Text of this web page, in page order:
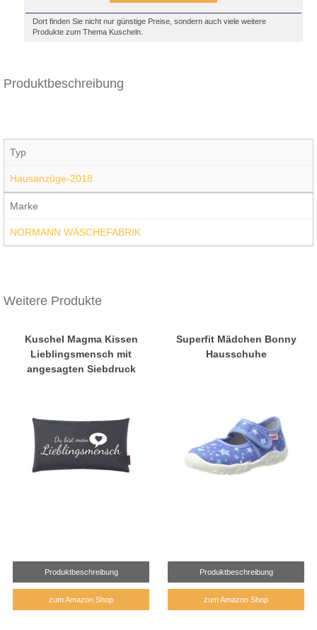
Dort finden Sie nicht nur günstige Preise, sondern auch viele weitere
Produkte zum Thema Kuscheln.
Produktbeschreibung
Typ
Hausanzüge-2018
Marke
NORMANN WÄSCHEFABRIK
Weitere Produkte
Kuschel Magma Kissen
Lieblingsmensch mit
angesagten Siebdruck
Produktbeschreibung
zum Amazon Shop
Superfit Mädchen Bonny
Hausschuhe
Produktbeschreibung
zum Amazon Shop